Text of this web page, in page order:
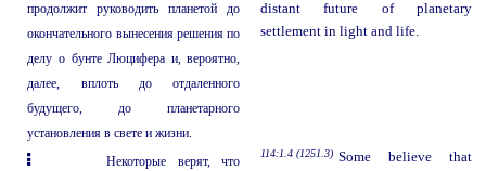
продолжит руководить планетой до
окончательного вынесения решения по
делу о бунте Люцифера и, вероятно,
далее, вплоть до отдаленного
будущего, до планетарного
установления в свете и жизни.
distant future of planetary
settlement in light and life.
Некоторые верят, что
114:1.4 (1251.3) Some believe that